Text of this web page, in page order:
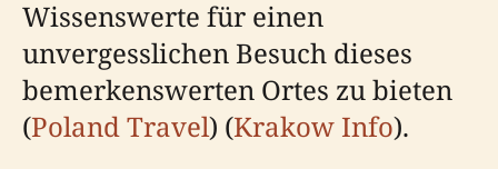
Wissenswerte für einen
unvergesslichen Besuch dieses
bemerkenswerten Ortes zu bieten
(Poland Travel) (Krakow Info).